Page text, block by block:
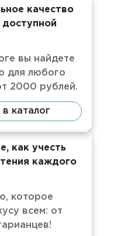
качество
вы найдете
для любого
2000 рублей.
в каталог
как учесть
каждого
которое
всем: от